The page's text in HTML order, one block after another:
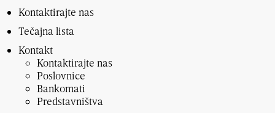
Kontaktirajte nas
Tečajna lista
Kontakt
Kontaktirajte nas
Poslovnice
Bankomati
Predstavništva